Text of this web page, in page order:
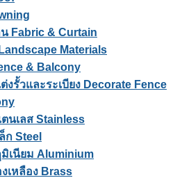
Fabric & Curtain
Materials
& Balcony
งรั้วและระเบียง Decorate Fence
นเลส Stainless
ก Steel
เนียม Aluminium
เหลือง Brass